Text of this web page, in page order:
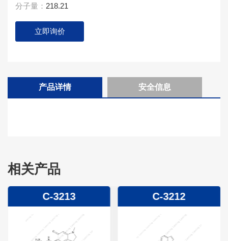
分子量： 218.21
立即询价
产品详情 安全信息
相关产品
C-3213 C-3212